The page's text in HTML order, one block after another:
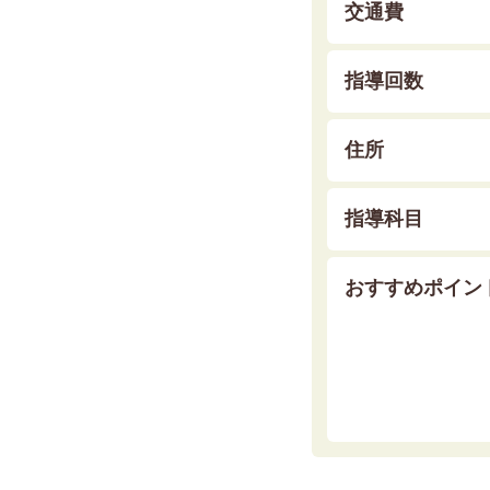
交通費
指導回数
住所
指導科目
おすすめポイン